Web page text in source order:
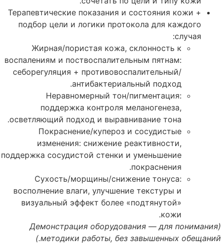
Терапевтические показания и состояния кожи +
подбор цели и логики протокола для каждого
случая:
Жирная/пористая кожа, склонность к
воспалениям и поствоспалительным пятнам:
себорегуляция + противовоспалительный/
антибактериальный подход.
Неравномерный тон/пигментация:
поддержка контроля меланогенеза,
осветляющий подход и выравнивание тона.
Покраснение/купероз и сосудистые
изменения: снижение реактивности,
поддержка сосудистой стенки и уменьшение
покраснения.
Сухость/морщины/снижение тонуса:
восполнение влаги, улучшение текстуры и
визуальный эффект более «подтянутой»
кожи.
(
Демонстрация оборудования —для понимания
методики работы, без завышенных обещаний
.)